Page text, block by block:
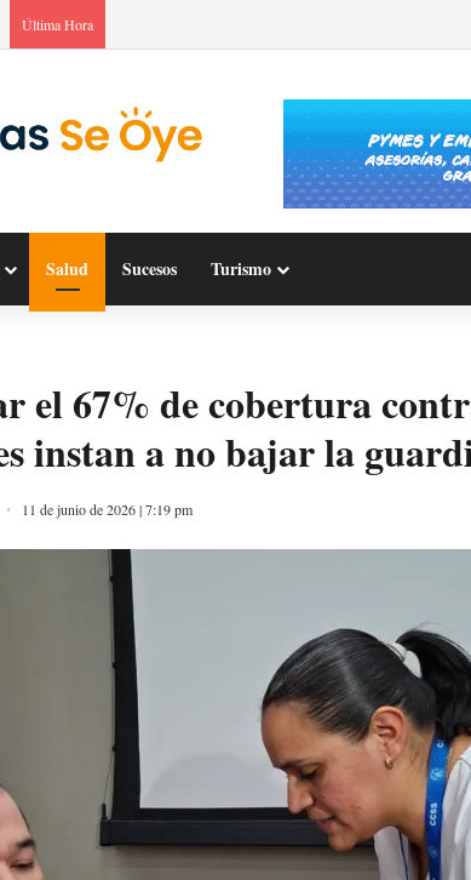
Última Hora
Salud Sucesos Turismo
el 67% de cobertura
instan a no bajar la
11 de junio de 2026 | 7:19 pm